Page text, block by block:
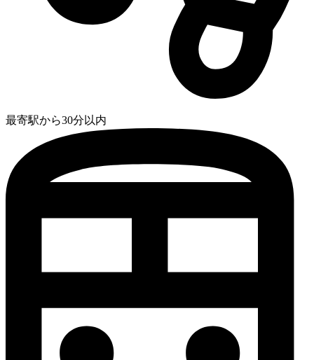
最寄駅から30分以内